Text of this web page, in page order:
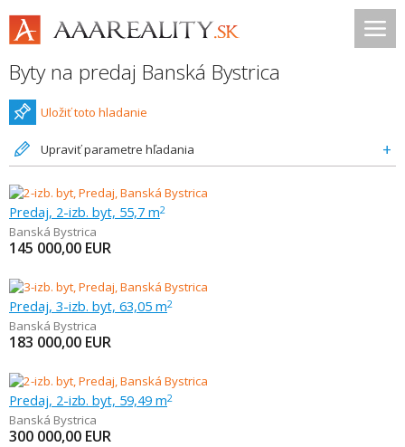
Byty na predaj Banská Bystrica
Uložiť toto hladanie
Upraviť parametre hľadania
Predaj, 2-izb. byt, 55,7 m2
Banská Bystrica
145 000,00 EUR
Predaj, 3-izb. byt, 63,05 m2
Banská Bystrica
183 000,00 EUR
Predaj, 2-izb. byt, 59,49 m2
Banská Bystrica
300 000,00 EUR